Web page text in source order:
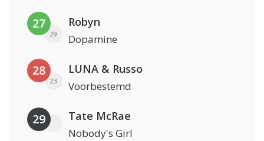
27
29
Robyn
Dopamine
28
23
LUNA & Russo
Voorbestemd
29 Tate McRae
Nobody's Girl